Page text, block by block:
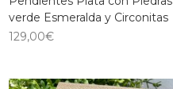
verde Esmeralda y Circonitas
129,00€